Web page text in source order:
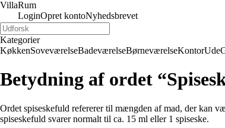
VillaRum
LoginOpret kontoNyhedsbrevet
Kategorier
KøkkenSoveværelseBadeværelseBørneværelseKontorUde
Betydning af ordet
Ordet spiseskefuld refererer til mængden af mad, der kan
spiseskefuld svarer normalt til ca. 15 ml eller 1 spiseske.